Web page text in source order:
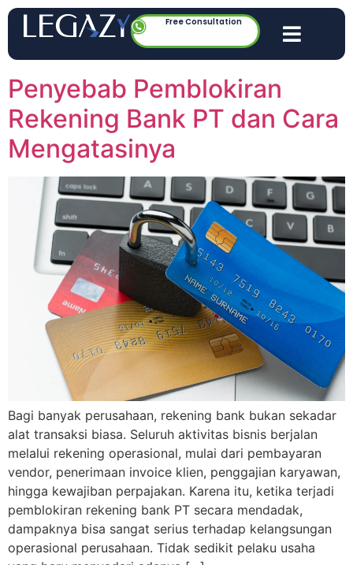
Free Consultation
Penyebab Pemblokiran
Rekening Bank PT dan Cara
Mengatasinya
Bagi banyak perusahaan, rekening bank bukan sekadar
alat transaksi biasa. Seluruh aktivitas bisnis berjalan
melalui rekening operasional, mulai dari pembayaran
vendor, penerimaan invoice klien, penggajian karyawan,
hingga kewajiban perpajakan. Karena itu, ketika terjadi
pemblokiran rekening bank PT secara mendadak,
dampaknya bisa sangat serius terhadap kelangsungan
operasional perusahaan. Tidak sedikit pelaku usaha